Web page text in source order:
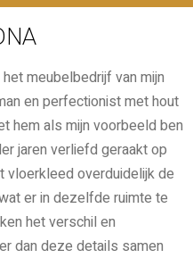
meubelbedrijf van mijn
en perfectionist met hout
hem als mijn voorbeeld ben
jaren verliefd geraakt op
vloerkleed overduidelijk de
er in dezelfde ruimte te
het verschil en
dan deze details samen